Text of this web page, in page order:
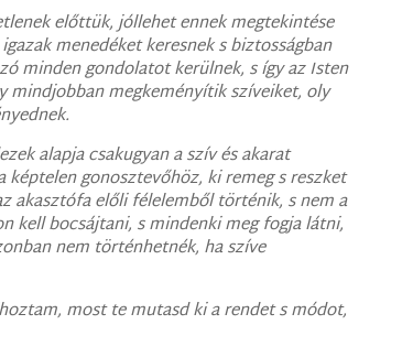
előttük, jóllehet ennek megtekintése
menedéket keresnek s biztosságban
minden gondolatot kerülnek, s így az Isten
megkeményítik szíveiket, oly
alapja csakugyan a szív és akarat
gonosztevőhöz, ki remeg s reszket
akasztófa előli félelemből történik, s nem a
kell bocsájtani, s mindenki meg fogja látni,
nem történhetnék, ha szíve
most te mutasd ki a rendet s módot,